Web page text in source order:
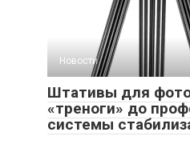
Новости
Штативы для
«треноги» до
системы